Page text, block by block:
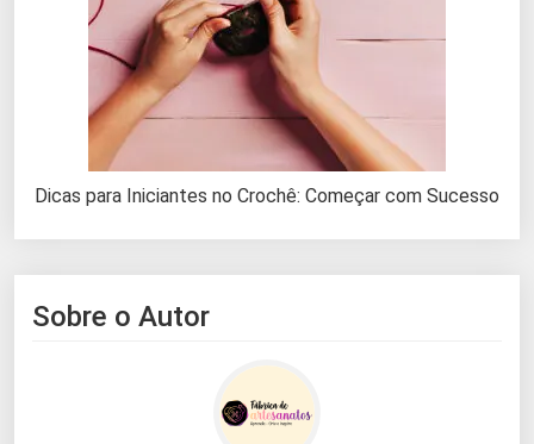
Dicas para Iniciantes no Crochê: Começar com Sucesso
Sobre o Autor